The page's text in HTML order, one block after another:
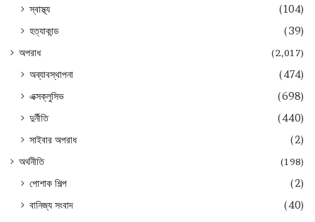
স্বাস্থ্য
(104)
হত্যাকান্ড
(39)
অপরাধ (2,017)
অব্যাবস্থাপনা
(474)
এক্সক্লুসিভ
(698)
দুর্নীতি
(440)
সাইবার অপরাধ
(2)
অর্থনীতি (198)
পোশাক শিল্প
(2)
বানিজ্য সংবাদ
(40)